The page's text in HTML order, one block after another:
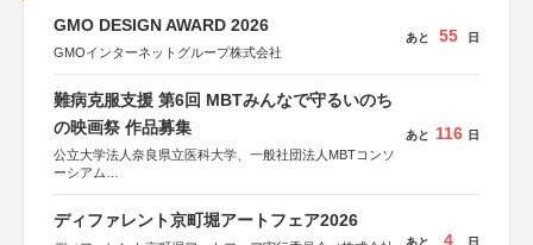
GMO DESIGN AWARD 2026
GMOインターネットグループ株式会社
あと 55 日
難病克服支援 第6回 MBTみんなで守るいのち
の映画祭 作品募集
公立大学法人奈良県立医科大学、一般社団法人MBTコンソ
ーシアム
後援：厚生労働省
あと 116 日
ディファレント京町堀アートフェア2026
あと 4 日